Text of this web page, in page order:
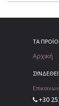
ΤΑ
Αρχική
+30